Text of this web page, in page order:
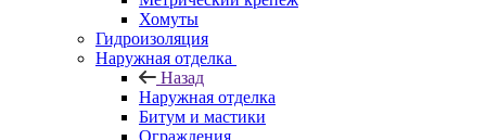
Хомуты
Гидроизоляция
Наружная отделка
Назад
Наружная отделка
Битум и мастики
Ограждения